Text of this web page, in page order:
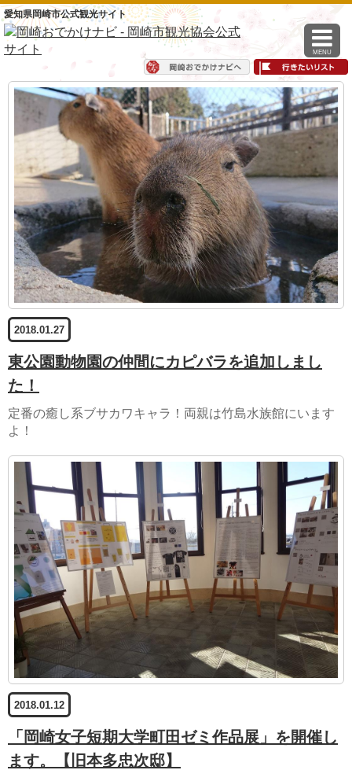
愛知県岡崎市公式観光サイト
MENU
2018.01.27
東公園動物園の仲間にカピバラを追加しまし
た！
定番の癒し系ブサカワキャラ！両親は竹島水族館にいます
よ！
2018.01.12
「岡崎女子短期大学町田ゼミ作品展」を開催し
ます。【旧本多忠次邸】